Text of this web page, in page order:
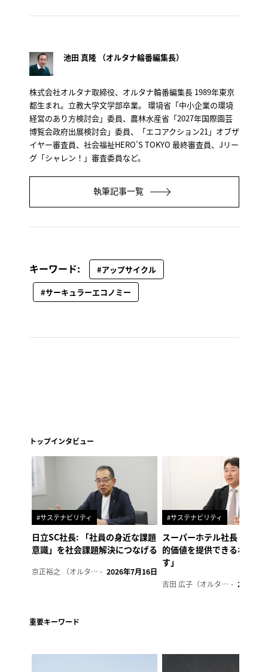
池田 真隆 （オルタナ輪番編集長）
株式会社オルタナ取締役、オルタナ輪番編集長 1989年東京
都生まれ。立教大学文学部卒業。 環境省「中小企業の環境
経営のあり方検討会」委員、農林水産省「2027年国際園芸
博覧会政府出展検討会」委員、「エコアクション21」オブザ
イヤー審査員、社会福祉HERO’S TOKYO 最終審査員、Jリー
グ「シャレン！」審査委員など。
執筆記事一覧
キーワード:
#アップサイクル
#サーキュラーエコノミー
トップインタビュー
#サステナビリティ
日立SC社長: 「社員の身近な課題
意識」を社会課題解決につなげる
京正裕之 （オルタナ副編集長） 2026年7月16日
#サステナビリティ
スーパーホテル社長「地域
的価値を提供できるホテル
す」
吉田 広子（オルタナ輪番編集長） 2026年6
重要キーワード